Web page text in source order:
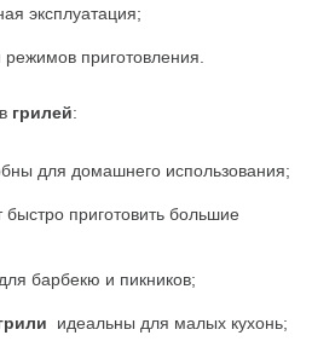
эксплуатация;
приготовления.
грилей:
для домашнего использования;
быстро приготовить большие
барбекю и пикников;
  идеальны для малых кухонь;